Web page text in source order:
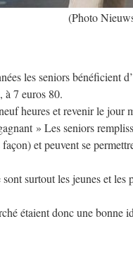
(Photo
les seniors bénéficient
à 7 euros 80.
heures et revenir le jour
» Les seniors
et peuvent se
surtout les jeunes et les
étaient donc une bonne